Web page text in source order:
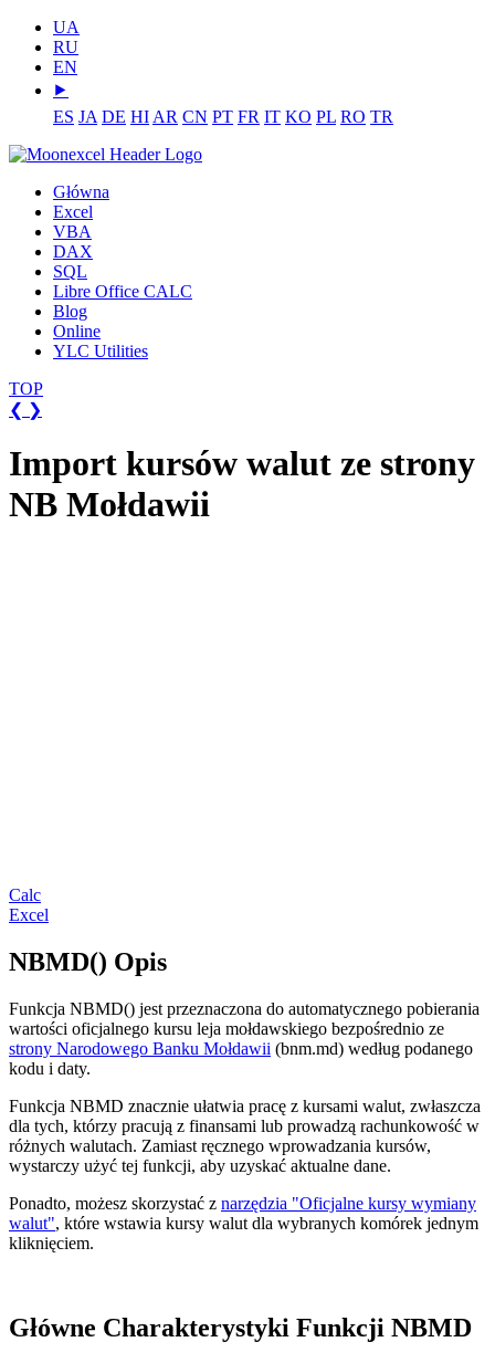
UA
RU
EN
⯈
ES JA DE HI AR CN PT FR IT KO PL RO TR
Główna
Excel
VBA
DAX
SQL
Libre Office CALC
Blog
Online
YLC Utilities
TOP
❮ ❯
Import kursów walut ze strony
NB Mołdawii
Calc
Excel
NBMD() Opis
Funkcja NBMD() jest przeznaczona do automatycznego pobierania
wartości oficjalnego kursu leja mołdawskiego bezpośrednio ze
strony Narodowego Banku Mołdawii (bnm.md) według podanego
kodu i daty.
Funkcja NBMD znacznie ułatwia pracę z kursami walut, zwłaszcza
dla tych, którzy pracują z finansami lub prowadzą rachunkowość w
różnych walutach. Zamiast ręcznego wprowadzania kursów,
wystarczy użyć tej funkcji, aby uzyskać aktualne dane.
Ponadto, możesz skorzystać z narzędzia "Oficjalne kursy wymiany
walut", które wstawia kursy walut dla wybranych komórek jednym
kliknięciem.
Główne Charakterystyki Funkcji NBMD